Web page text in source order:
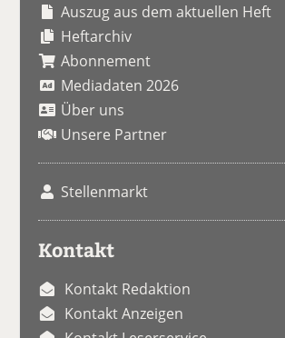
Auszug aus dem aktuellen Heft
Heftarchiv
Abonnement
Mediadaten 2026
Über uns
Unsere Partner
Stellenmarkt
Kontakt
Kontakt Redaktion
Kontakt Anzeigen